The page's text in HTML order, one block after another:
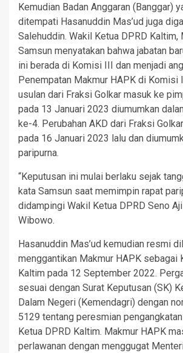
Kemudian Badan Anggaran (Banggar)
ditempati Hasanuddin Mas’ud juga
Salehuddin. Wakil Ketua DPRD Kaltim,
Samsun menyatakan bahwa jabatan
ini berada di Komisi III dan menjadi
Penempatan Makmur HAPK di Komisi
usulan dari Fraksi Golkar masuk ke
pada 13 Januari 2023 diumumkan
ke-4. Perubahan AKD dari Fraksi
pada 16 Januari 2023 lalu dan
paripurna.
“Keputusan ini mulai berlaku sejak
kata Samsun saat memimpin rapat
didampingi Wakil Ketua DPRD Seno
Wibowo.
Hasanuddin Mas’ud kemudian resmi
menggantikan Makmur HAPK sebagai
Kaltim pada 12 September 2022.
sesuai dengan Surat Keputusan (SK)
Dalam Negeri (Kemendagri) dengan
5129 tentang peresmian
Ketua DPRD Kaltim. Makmur HAPK
perlawanan dengan menggugat